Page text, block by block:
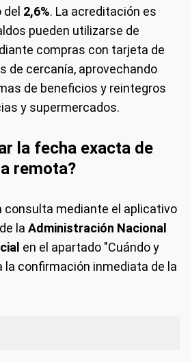
2,6%. La acreditación es
pueden utilizarse de
compras con tarjeta de
de cercanía, aprovechando
de beneficios y reintegros
y supermercados.
la fecha exacta de
remota?
consulta mediante el aplicativo
la Administración Nacional
en el apartado "Cuándo y
la confirmación inmediata de la